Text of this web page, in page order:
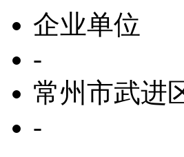
企业单位
-
常州市武进
-